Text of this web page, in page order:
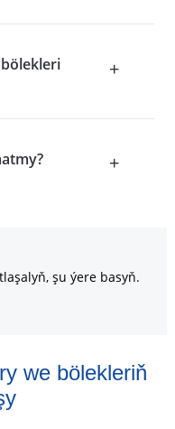
+
+
şu ýere basyň.
we bölekleriň